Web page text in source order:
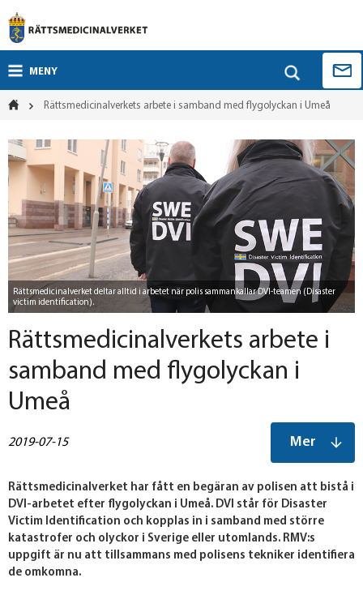
MENY
Rättsmedicinalverkets arbete i samband med flygolyckan i Umeå
Rättsmedicinalverket deltar alltid i arbetet när polis sammankallar DVI-teamen (Disaster
victim identification).
Rättsmedicinalverkets arbete i
samband med flygolyckan i
Umeå
Mer
2019-07-15
Rättsmedicinalverket har fått en begäran av polisen att bistå i
DVI-arbetet efter flygolyckan i Umeå. DVI står för Disaster
Victim Identification och kopplas in i samband med större
katastrofer och olyckor i Sverige eller utomlands. RMV:s
uppgift är nu att tillsammans med polisens tekniker identifiera
de omkomna.